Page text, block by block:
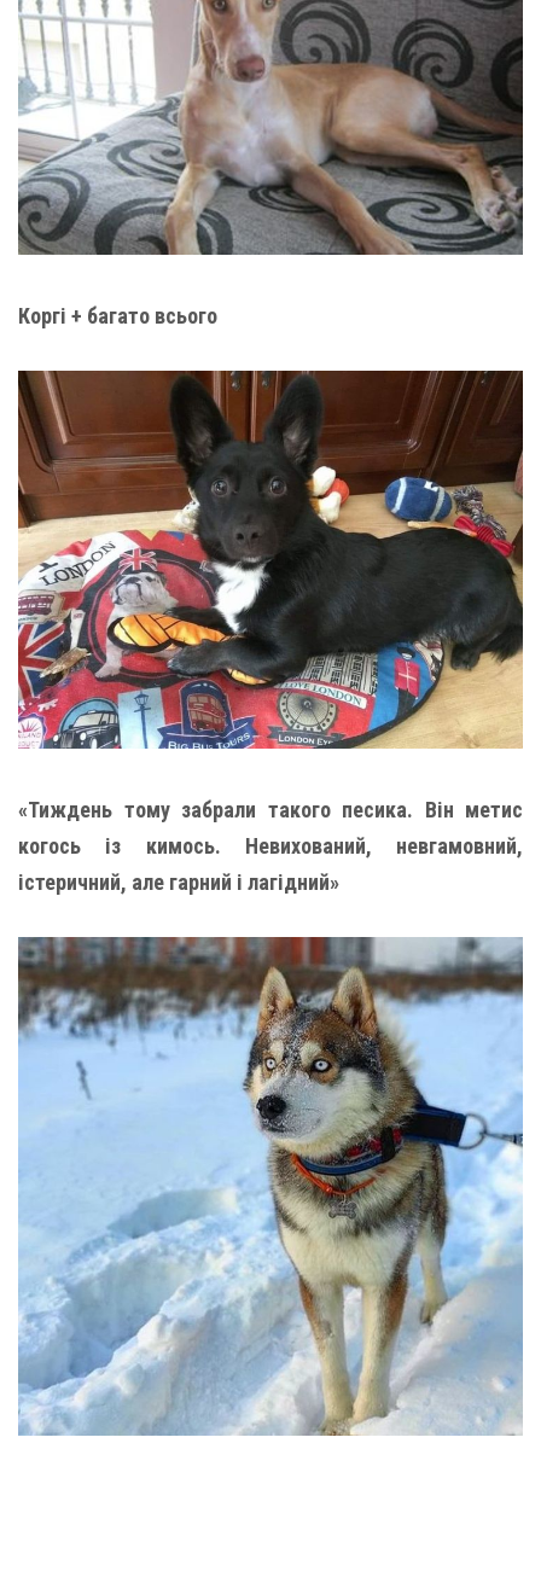
Коргі + багато всього
«Тиждень тому забрали такого песика. Він метис
когось із кимось. Невихований, невгамовний,
істеричний, але гарний і лагідний»